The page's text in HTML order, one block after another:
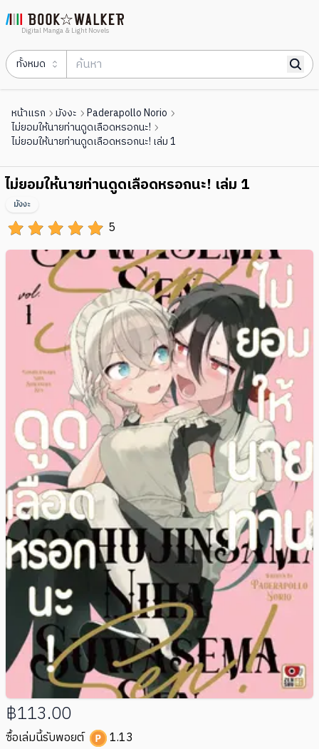
Digital Manga & Light Novels
ทั้งหมด
หน้าแรก มังงะ
Paderapollo Norio
ไม่ยอมให้นายท่านดูดเลือดหรอกนะ!
ไม่ยอมให้นายท่านดูดเลือดหรอกนะ! เล่ม 1
ไม่ยอมให้นายท่านดูดเลือดหรอกนะ! เล่ม 1
5
มังงะ
฿113.00
ซื้อเล่มนี้รับพอยต์ 1.13